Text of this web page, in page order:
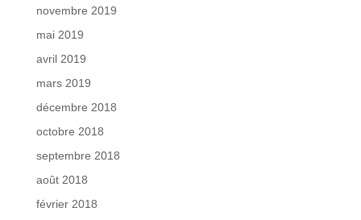
novembre 2019
mai 2019
avril 2019
mars 2019
décembre 2018
octobre 2018
septembre 2018
août 2018
février 2018